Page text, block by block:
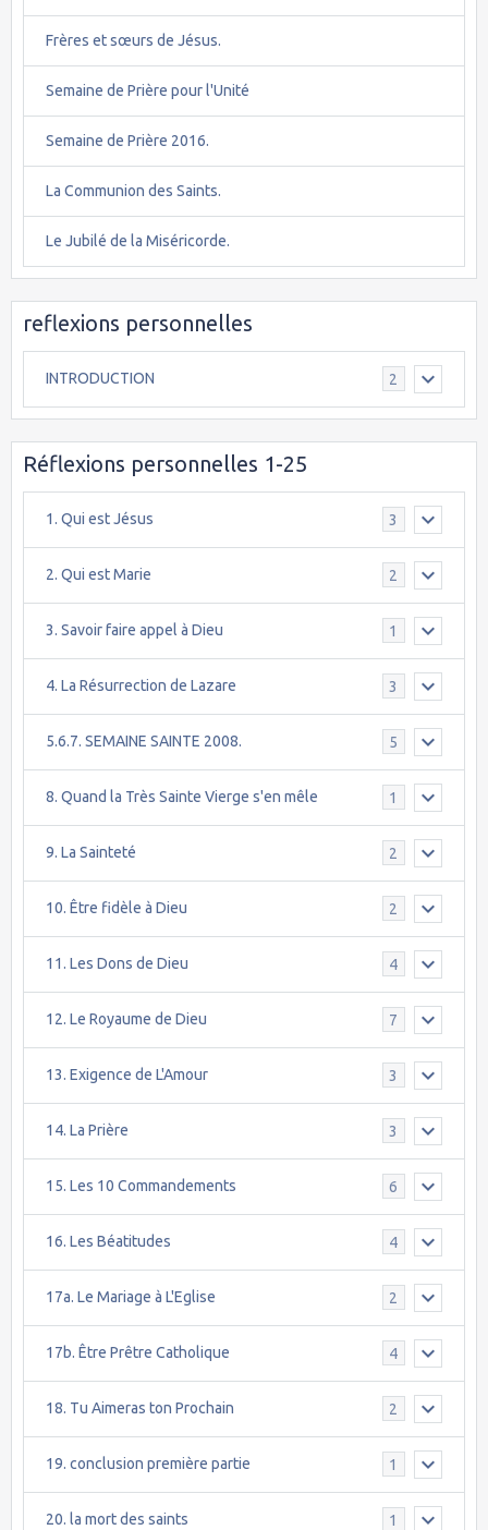
Frères et sœurs de Jésus.
Semaine de Prière pour l'Unité
Semaine de Prière 2016.
La Communion des Saints.
Le Jubilé de la Miséricorde.
reflexions personnelles
INTRODUCTION 2
Réflexions personnelles 1-25
1. Qui est Jésus 3
2. Qui est Marie 2
3. Savoir faire appel à Dieu 1
4. La Résurrection de Lazare 3
5.6.7. SEMAINE SAINTE 2008. 5
8. Quand la Très Sainte Vierge s'en mêle 1
9. La Sainteté 2
10. Être fidèle à Dieu 2
11. Les Dons de Dieu 4
12. Le Royaume de Dieu 7
13. Exigence de L'Amour 3
14. La Prière 3
15. Les 10 Commandements 6
16. Les Béatitudes 4
17a. Le Mariage à L'Eglise 2
17b. Être Prêtre Catholique 4
18. Tu Aimeras ton Prochain 2
19. conclusion première partie 1
20. la mort des saints 1